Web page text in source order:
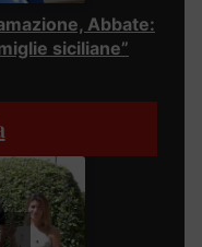
Abbate:
siciliane”